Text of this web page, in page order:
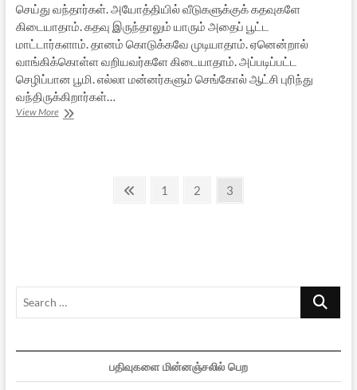
செய்து வந்தார்கள். அயோத்தியில் வீடுகளுக்குக் கதவுகளே
கிடையாதாம். கதவு இருந்தாலும் யாரும் அதைப் பூட்ட
மாட்டார்களாம். தானம் கொடுக்கவே முடியாதாம். ஏனென்றால்
வாங்கிக்கொள்ள வறியவர்களே கிடையாதாம். அப்படிப்பட்ட
செழிப்பான பூமி. எல்லா மன்னர்களும் செங்கோல் ஆட்சி புரிந்து
வந்திருக்கிறார்கள்…
View Moreபாலராமாயணம்
Previous
Page
1 Page
2 Page
3
Search
பதிவுகளை மின்னஞ்சலில் பெற